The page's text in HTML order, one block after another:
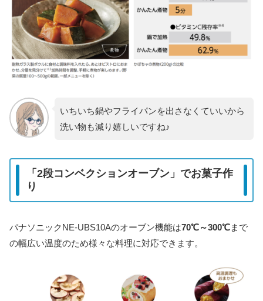
いちいち鍋やフライパンを出さなくていいから
洗い物も減り嬉しいですね♪
「2段コンベクションオーブン」でお菓子作
り
パナソニックNE-UBS10Aのオーブン機能は70℃～300℃まで
の幅広い温度のため様々な料理に対応できます。